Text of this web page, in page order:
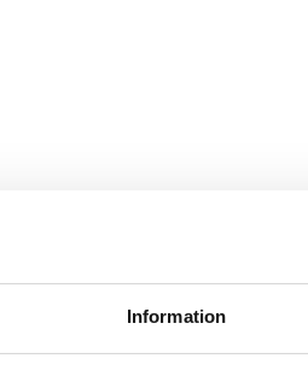
Information